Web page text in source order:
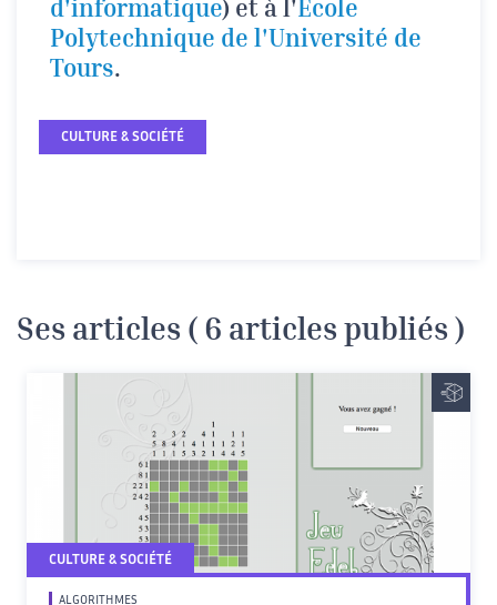
d'informatique) et à l'École
Polytechnique de l'Université de
Tours.
CULTURE & SOCIÉTÉ
Ses articles ( 6 articles publiés )
CULTURE & SOCIÉTÉ
ALGORITHMES